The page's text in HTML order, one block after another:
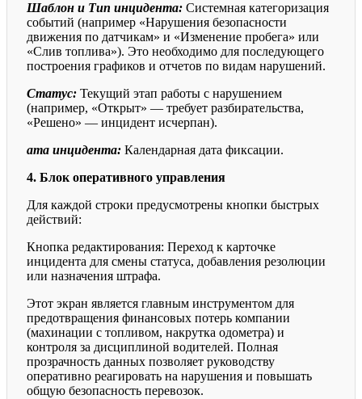
Шаблон и Тип инцидента: Системная категоризация
событий (например «Нарушения безопасности
движения по датчикам» и «Изменение пробега» или
«Слив топлива»). Это необходимо для последующего
построения графиков и отчетов по видам нарушений.
Статус: Текущий этап работы с нарушением
(например, «Открыт» — требует разбирательства,
«Решено» — инцидент исчерпан).
ата инцидента: Календарная дата фиксации.
4. Блок оперативного управления
Для каждой строки предусмотрены кнопки быстрых
действий:
Кнопка редактирования: Переход к карточке
инцидента для смены статуса, добавления резолюции
или назначения штрафа.
Этот экран является главным инструментом для
предотвращения финансовых потерь компании
(махинации с топливом, накрутка одометра) и
контроля за дисциплиной водителей. Полная
прозрачность данных позволяет руководству
оперативно реагировать на нарушения и повышать
общую безопасность перевозок.